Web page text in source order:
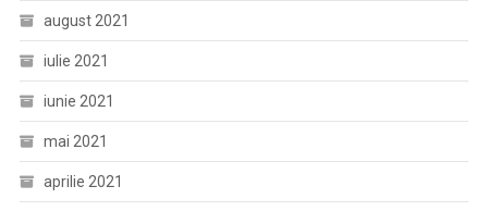
august 2021
iulie 2021
iunie 2021
mai 2021
aprilie 2021